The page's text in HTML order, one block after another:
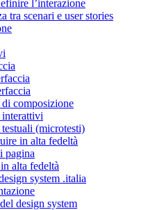
l’interazione
tra scenari e user stories
composizione
(microtesti)
in alta fedeltà
pagina
alta fedeltà
system .italia
design system